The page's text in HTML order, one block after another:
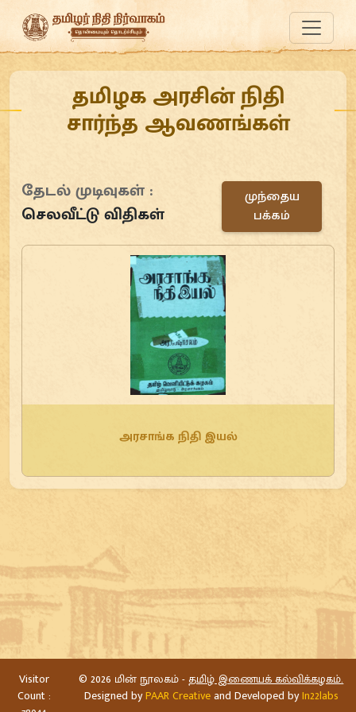
தமிழக அரசின் நிதி
சார்ந்த ஆவணங்கள்
தேடல் முடிவுகள் :
செலவீட்டு விதிகள்
முந்தைய
பக்கம்
அரசாங்க நிதி இயல்
Visitor
Count :
©2026 மின் நூலகம் -தமிழ் இணையக் கல்விக்கழகம்.
Designed byPAAR Creativeand Developed byIn22labs